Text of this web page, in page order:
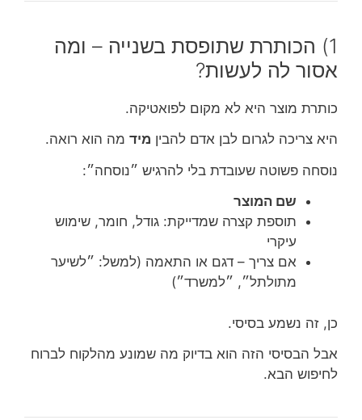
1) הכותרת שתופסת בשנייה – ומה
אסור לה לעשות?
כותרת מוצר היא לא מקום לפואטיקה.
היא צריכה לגרום לבן אדם להבין מיד מה הוא רואה.
נוסחה פשוטה שעובדת בלי להרגיש ״נוסחה״:
שם המוצר
תוספת קצרה שמדייקת: גודל, חומר, שימוש
עיקרי
אם צריך – דגם או התאמה (למשל: ״לשיער
מתולתל״, ״למשרד״)
כן, זה נשמע בסיסי.
אבל הבסיסי הזה הוא בדיוק מה שמונע מהלקוח לברוח
לחיפוש הבא.